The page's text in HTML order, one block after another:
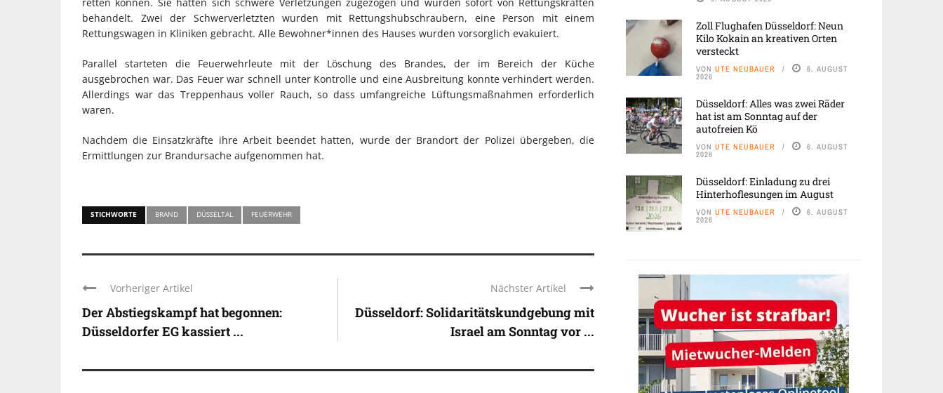
behandelt. Zwei der Schwerverletzten wurden mit Rettungshubschraubern, eine Person mit einem
Rettungswagen in Kliniken gebracht. Alle Bewohner*innen des Hauses wurden vorsorglich evakuiert.
Parallel starteten die Feuerwehrleute mit der Löschung des Brandes, der im Bereich der Küche
ausgebrochen war. Das Feuer war schnell unter Kontrolle und eine Ausbreitung konnte verhindert werden.
Allerdings war das Treppenhaus voller Rauch, so dass umfangreiche Lüftungsmaßnahmen erforderlich
waren.
Nachdem die Einsatzkräfte ihre Arbeit beendet hatten, wurde der Brandort der Polizei übergeben, die
Ermittlungen zur Brandursache aufgenommen hat.
STICHWORTE BRAND DÜSSELTAL FEUERWEHR
Vorheriger Artikel
Der Abstiegskampf hat begonnen:
Düsseldorfer EG kassiert ...
Nächster Artikel
Düsseldorf: Solidaritätskundgebung mit
Israel am Sonntag vor ...
Zoll Flughafen Düsseldorf: Neun
Kilo Kokain an kreativen Orten
versteckt
VON UTE NEUBAUER 6. AUGUST
2026
Düsseldorf: Alles was zwei Räder
hat ist am Sonntag auf der
autofreien Kö
VON UTE NEUBAUER 6. AUGUST
2026
Düsseldorf: Einladung zu drei
Hinterhoflesungen im August
VON UTE NEUBAUER 6. AUGUST
2026